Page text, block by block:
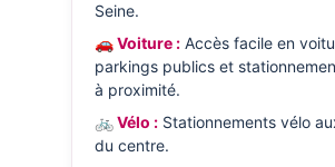
Seine.
🚗 Voiture :Accès facile en
parkings publics et
à proximité.
🚲 Vélo :Stationnements vélo
du centre.